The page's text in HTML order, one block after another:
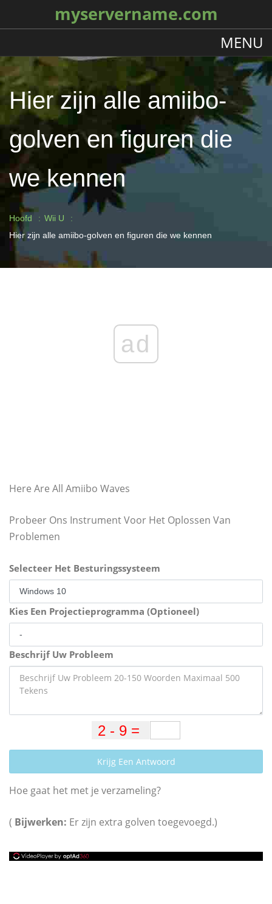
myservername.com
MENU
Hier zijn alle amiibo-
golven en figuren die
we kennen
Hoofd
Wii U
Hier zijn alle amiibo-golven en figuren die we kennen
ad
Here Are All Amiibo Waves
Probeer Ons Instrument Voor Het Oplossen Van
Problemen
Selecteer Het Besturingssysteem
Kies Een Projectieprogramma (Optioneel)
Beschrijf Uw Probleem
Krijg Een Antwoord
Hoe gaat het met je verzameling?
( Bijwerken: Er zijn extra golven toegevoegd.)